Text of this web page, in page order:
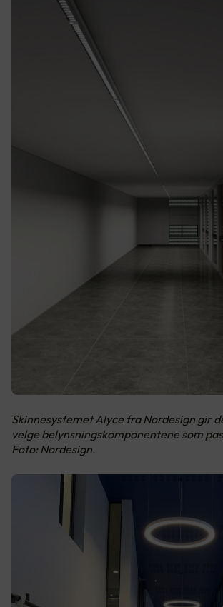
Skinnesystemet Alyce fra Nordesign gir
velge belynsningskomponentene som
Foto: Nordesign.